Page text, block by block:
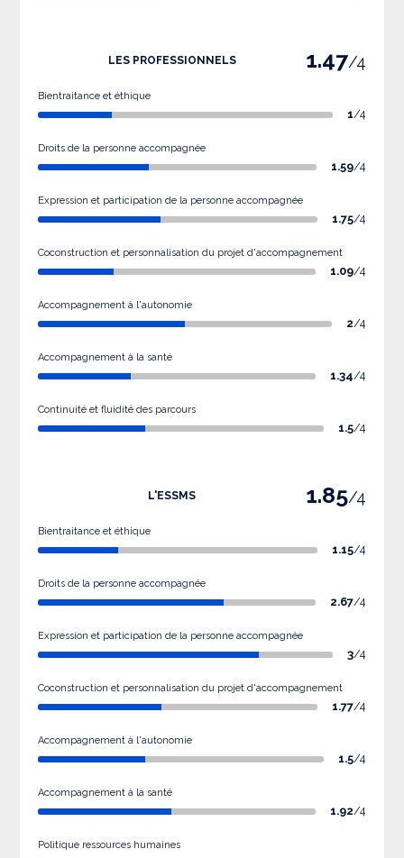
LES PROFESSIONNELS 1.47/4
Bientraitance et éthique
1/4
Droits de la personne accompagnée
1.59/4
Expression et participation de la personne accompagnée
1.75/4
Coconstruction et personnalisation du projet d'accompagnement
1.09/4
Accompagnement à l'autonomie
2/4
Accompagnement à la santé
1.34/4
Continuité et fluidité des parcours
1.5/4
L'ESSMS 1.85/4
Bientraitance et éthique
1.15/4
Droits de la personne accompagnée
2.67/4
Expression et participation de la personne accompagnée
3/4
Coconstruction et personnalisation du projet d'accompagnement
1.77/4
Accompagnement à l'autonomie
1.5/4
Accompagnement à la santé
1.92/4
Politique ressources humaines